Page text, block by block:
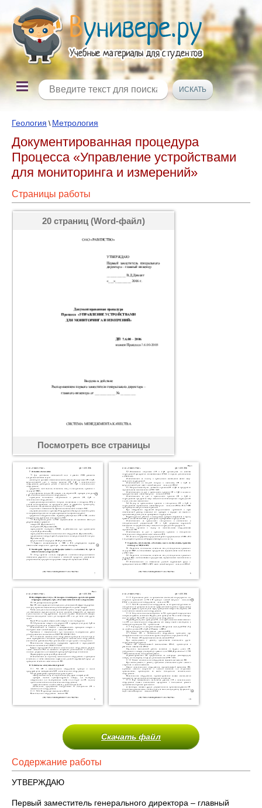
Геология \ Метрология
Документированная процедура
Процесса «Управление устройствами
для мониторинга и измерений»
Страницы работы
20 страниц (Word-файл)
Посмотреть все страницы
Скачать файл
Содержание работы
УТВЕРЖДАЮ
Первый заместитель генерального директора – главный